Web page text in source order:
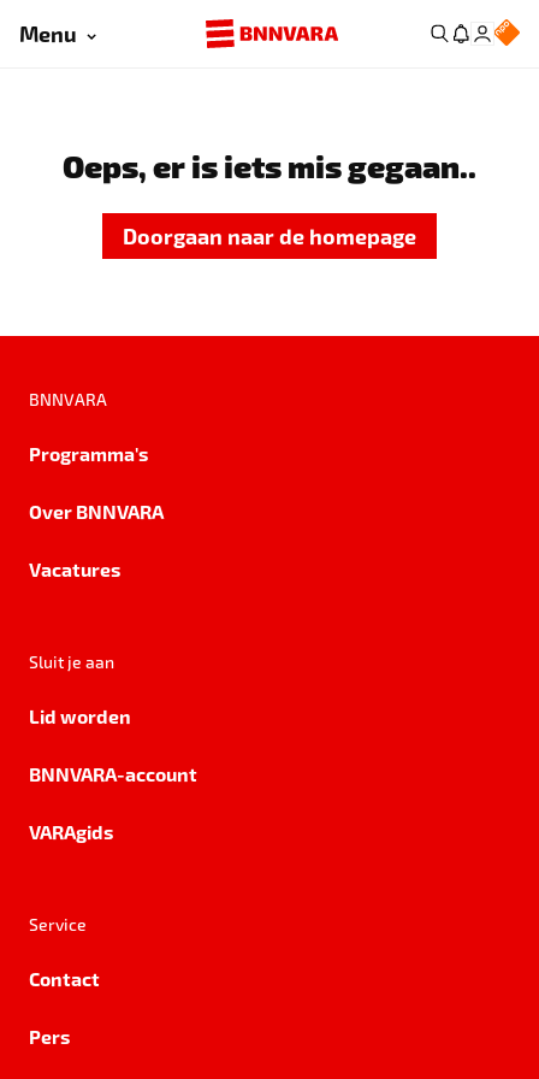
Menu
Oeps, er is iets mis gegaan..
Doorgaan naar de homepage
BNNVARA
Programma's
Over BNNVARA
Vacatures
Sluit je aan
Lid worden
BNNVARA-account
VARAgids
Service
Contact
Pers